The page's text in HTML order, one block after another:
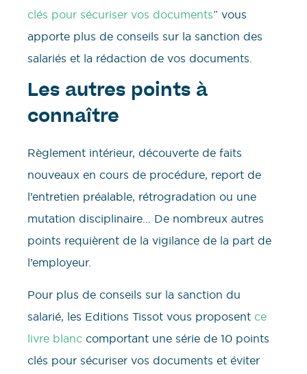
clés pour sécuriser vos documents” vous
apporte plus de conseils sur la sanction des
salariés et la rédaction de vos documents.
Les autres points à
connaître
Règlement intérieur, découverte de faits
nouveaux en cours de procédure, report de
l’entretien préalable, rétrogradation ou une
mutation disciplinaire… De nombreux autres
points requièrent de la vigilance de la part de
l’employeur.
Pour plus de conseils sur la sanction du
salarié, les Editions Tissot vous proposent ce
livre blanc comportant une série de 10 points
clés pour sécuriser vos documents et éviter